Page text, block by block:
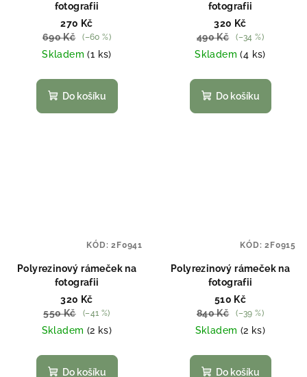
fotografii
270 Kč
690 Kč
(–60 %)
Skladem(1 ks)
Do košíku
fotografii
320 Kč
490 Kč
(–34 %)
Skladem(4 ks)
Do košíku
Polyrezinový rámeček na
fotografii
320 Kč
550 Kč
(–41 %)
Skladem (2 ks)
Do košíku
KÓD:2F0941
Polyrezinový rámeček na
fotografii
510 Kč
840 Kč
(–39 %)
Skladem (2 ks)
Do košíku
KÓD:2F0915